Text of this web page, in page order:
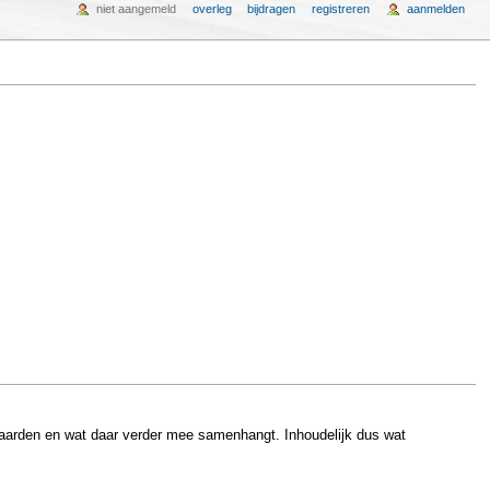
en wat daar verder mee samenhangt. Inhoudelijk dus wat
niet aangemeld overleg bijdragen registreren aanmelden